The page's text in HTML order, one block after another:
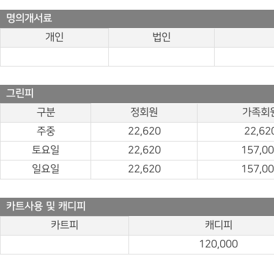
명의개서료
개인
법인
그린피
구분
정회원
가족회
주중
22,620
토요일
22,620
일요일
22,620
카트사용 및 캐디피
카트피
캐디피
120,000